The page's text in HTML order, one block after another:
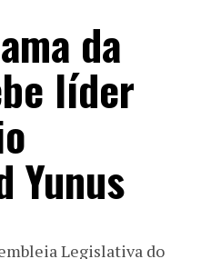
da
líder
Yunus
Legislativa do